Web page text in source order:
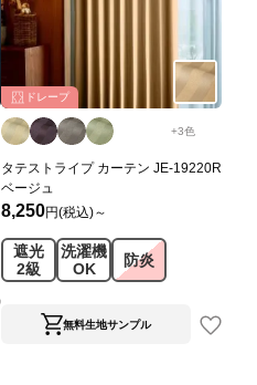
ドレープ
+3色
タテストライプ カーテン JE-19220R
ベージュ
8,250円(税込)～
遮光
2級
洗濯機
OK
防炎
無料生地サンプル